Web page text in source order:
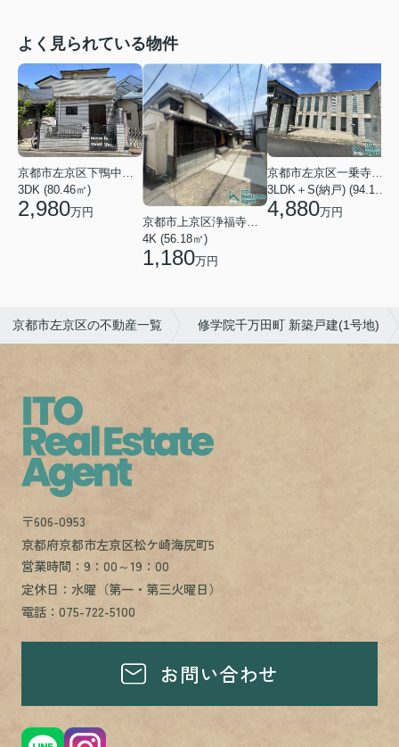
よく見られている物件
3DK (80.46㎡)
2,980万円
京都市上京区浄福寺通一条下る東西俵屋町
4K (56.18㎡)
1,180万円
4,880万円
京都市左京区の不動産一覧 修学院千万田町 新築戸建(1号地)
〒606-0953
京都府京都市左京区松ケ崎海尻町5
営業時間：9：00～19：00
定休日：水曜（第一・第三火曜日）
電話：075-722-5100
お問い合わせ